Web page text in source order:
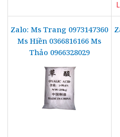
Zalo: Ms Trang 0973147360
Ms Hiền 0366816166 Ms
Thảo 0966328029